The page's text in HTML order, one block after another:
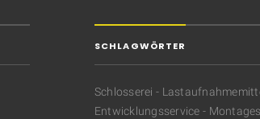
SCHLAGWÖRTER
Schlosserei -
Entwicklungsservice -